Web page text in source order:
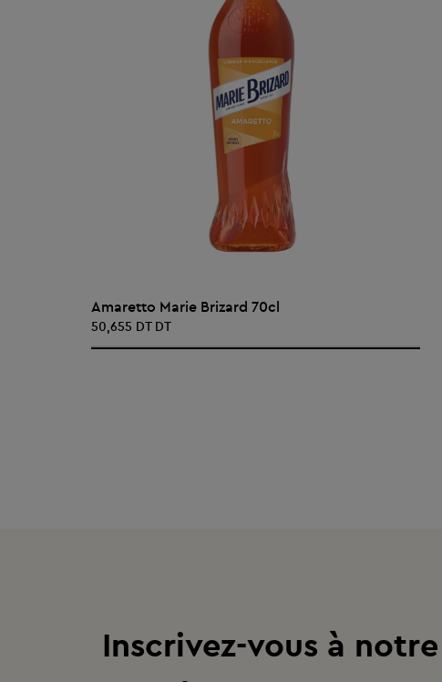
AJOUTER AU PANIER
Amaretto Marie Brizard 70cl
50,655 DT DT
Inscrivez-vous à notre